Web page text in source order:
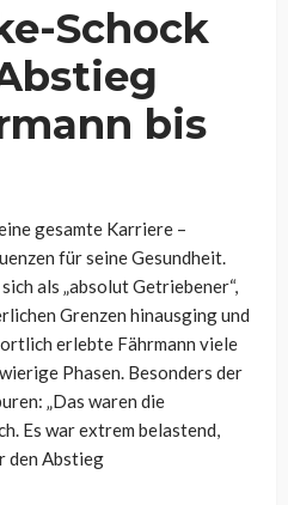
Schock
bis
gesamte Karriere –
für seine Gesundheit.
als „absolut Getriebener“,
Grenzen hinausging und
erlebte Fährmann viele
Phasen. Besonders der
„Das waren die
Es war extrem belastend,
den Abstieg